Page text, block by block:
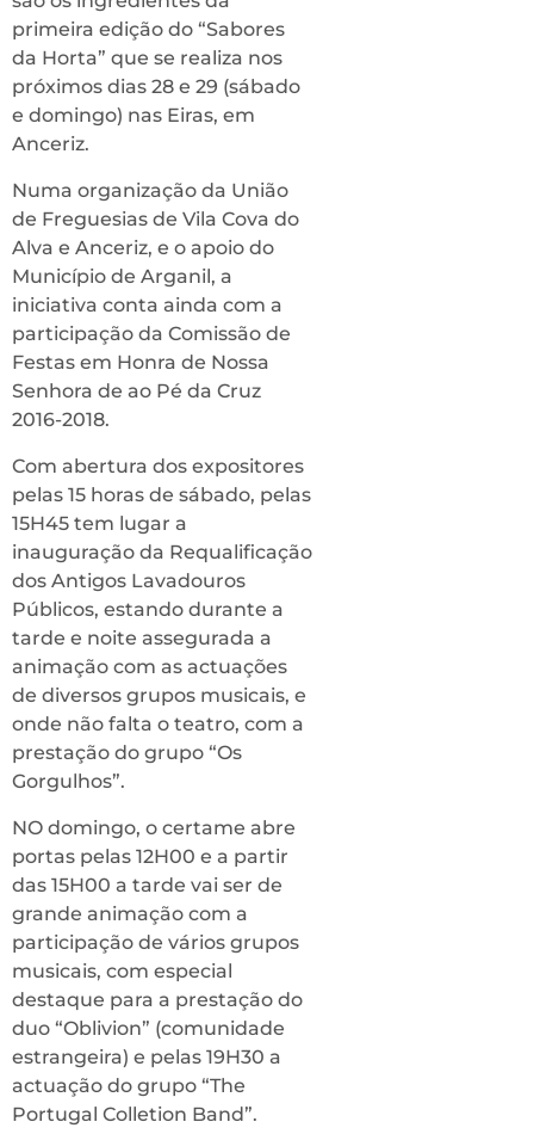
primeira edição do “Sabores
da Horta” que se realiza nos
próximos dias 28 e 29 (sábado
e domingo) nas Eiras, em
Anceriz.
Numa organização da União
de Freguesias de Vila Cova do
Alva e Anceriz, e o apoio do
Município de Arganil, a
iniciativa conta ainda com a
participação da Comissão de
Festas em Honra de Nossa
Senhora de ao Pé da Cruz
2016-2018.
Com abertura dos expositores
pelas 15 horas de sábado, pelas
15H45 tem lugar a
inauguração da Requalificação
dos Antigos Lavadouros
Públicos, estando durante a
tarde e noite assegurada a
animação com as actuações
de diversos grupos musicais, e
onde não falta o teatro, com a
prestação do grupo “Os
Gorgulhos”.
NO domingo, o certame abre
portas pelas 12H00 e a partir
das 15H00 a tarde vai ser de
grande animação com a
participação de vários grupos
musicais, com especial
destaque para a prestação do
duo “Oblivion” (comunidade
estrangeira) e pelas 19H30 a
actuação do grupo “The
Portugal Colletion Band”.